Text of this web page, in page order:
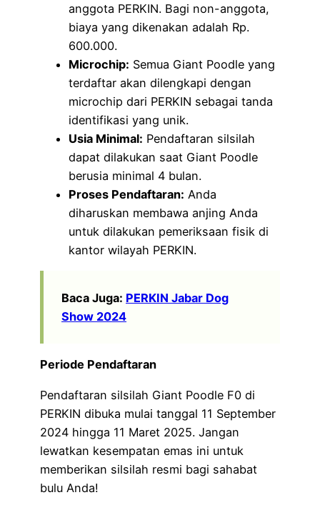
anggota PERKIN. Bagi non-anggota,
biaya yang dikenakan adalah Rp.
600.000.
Microchip: Semua Giant Poodle yang
terdaftar akan dilengkapi dengan
microchip dari PERKIN sebagai tanda
identifikasi yang unik.
Usia Minimal: Pendaftaran silsilah
dapat dilakukan saat Giant Poodle
berusia minimal 4 bulan.
Proses Pendaftaran: Anda
diharuskan membawa anjing Anda
untuk dilakukan pemeriksaan fisik di
kantor wilayah PERKIN.
Baca Juga: PERKIN Jabar Dog
Show 2024
Periode Pendaftaran
Pendaftaran silsilah Giant Poodle F0 di
PERKIN dibuka mulai tanggal 11 September
2024 hingga 11 Maret 2025. Jangan
lewatkan kesempatan emas ini untuk
memberikan silsilah resmi bagi sahabat
bulu Anda!